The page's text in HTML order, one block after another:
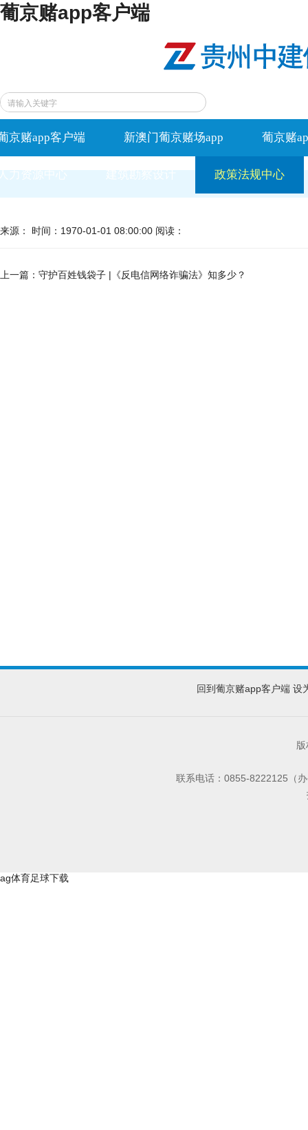
葡京赌app客户端
京赌app客户端 新澳门葡京赌场app 葡京赌
力资源中心 建筑勘察设计 政策法规中心
来源： 时间：1970-01-01 08:00:00 阅读：
上一篇： 守护百姓钱袋子 |《反电信网络诈骗法》知多少？
回到葡京赌app客户端 设
联系电话：0855-8222125（
ag体育足球下载